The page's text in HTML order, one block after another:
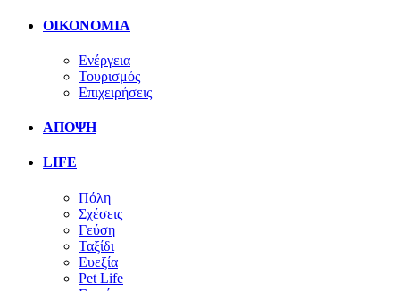
ΟΙΚΟΝΟΜΙΑ
Ενέργεια
Τουρισμός
Επιχειρήσεις
ΑΠΟΨΗ
LIFE
Πόλη
Σχέσεις
Γεύση
Ταξίδι
Ευεξία
Pet Life